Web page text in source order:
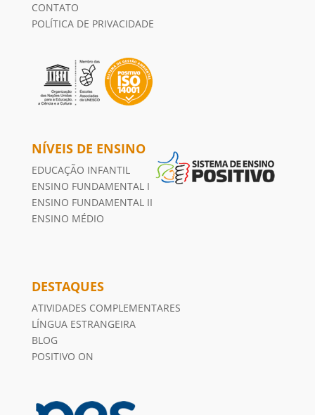
CONTATO
POLÍTICA DE PRIVACIDADE
NÍVEIS DE ENSINO
EDUCAÇÃO INFANTIL
ENSINO FUNDAMENTAL I
ENSINO FUNDAMENTAL II
ENSINO MÉDIO
DESTAQUES
ATIVIDADES COMPLEMENTARES
LÍNGUA ESTRANGEIRA
BLOG
POSITIVO ON